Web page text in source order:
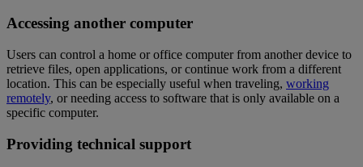
Accessing another computer
Users can control a home or office computer from another device to
retrieve files, open applications, or continue work from a different
location. This can be especially useful when traveling, working
remotely, or needing access to software that is only available on a
specific computer.
Providing technical support